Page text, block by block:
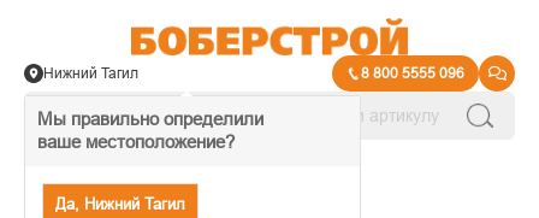
Мы правильно определили
ваше местоположение?
Да, Нижний Тагил
Нижний Тагил 8 800 5555 096